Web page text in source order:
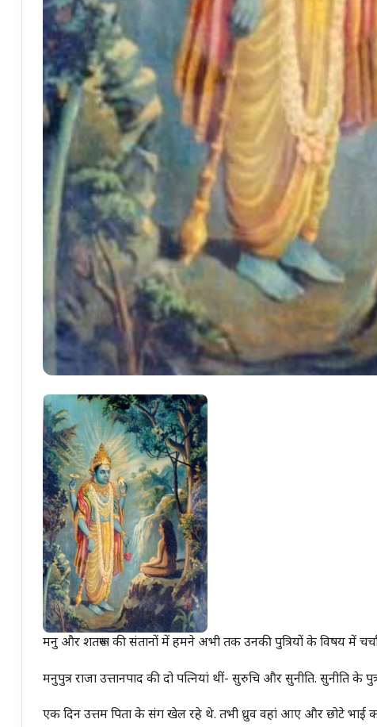
मनु और शतरूपा की संतानों में हमने अभी तक उनकी पुत्रियों के विषय में
मनुपुत्र राजा उत्तानपाद की दो पत्नियां थीं- सुरुचि और सुनीति. सुनीति
एक दिन उत्तम पिता के संग खेल रहे थे. तभी ध्रुव वहां आए और छोटे भाई